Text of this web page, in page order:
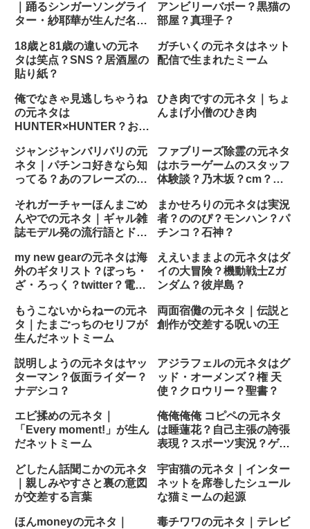
｜踊るシンガーソングライ
ター・紗耶華が生んだ名フ
アンビリーバボー？黒猫の
部屋？真理子？
18歳と81歳の違いの元ネ
タは笑点？SNS？居酒屋の
貼り紙？
ガチいくの元ネタはネット
配信で生まれたミーム
俺でなきゃ見逃しちゃうね
の元ネタは
HUNTER×HUNTER？お笑
ひき肉ですの元ネタ｜ちょ
んまげ小僧のひき肉
ジャンジャンバリバリの元
ネタ｜パチンコ好きなら知
ってる？あのフレーズの由
ファブリーズ除霊の元ネタ
はホラーゲームのスタッフ
体験談？乃木坂？cm？チ
それガーチャーほんまごめ
んやでの元ネタ｜ギャル雑
誌モデル発の流行語とドラ
まかせろりの元ネタは実況
者？ののぴ？モンハン？パ
チンコ？石神？
my new gearの元ネタは海
外のギタリスト？ぼっち・
ざ・ろっく？twitter？電音
ええいままよの元ネタはダ
イの大冒険？機動戦士Zガ
ンダム？彼岸島？
もうこないからねーの元ネ
タ｜たまごっちのセリフが
生んだネットミーム
両面宿儺の元ネタ｜伝説と
創作が交差する呪いの王
説明しようの元ネタはヤッ
ターマン？仮面ライダー？
ナデシコ？
アジラフェルの元ネタはグ
ッド・オーメンズ？権 天
使？クロウリー？聖書？
エビ揉めの元ネタ｜
「Every moment!」が生ん
だネットミーム
俺俺俺俺 コピペの元ネタ
は睡蓮花？自己主張の誇張
表現？スポーツ実況？ゲー
どしたん話聞こかの元ネタ
｜親しみやすさと裏の意図
が交差する言葉
宇宙猫の元ネタ｜インター
ネットを席巻したシュール
な猫ミームの起源
ほんmoneyの元ネタ｜
毒チワワの元ネタ｜テレビ